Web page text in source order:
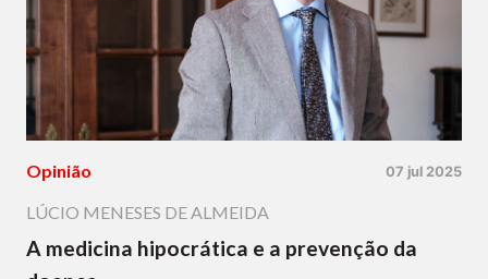
Opinião 07 jul 2025
LÚCIO MENESES DE ALMEIDA
A medicina hipocrática e a prevenção da